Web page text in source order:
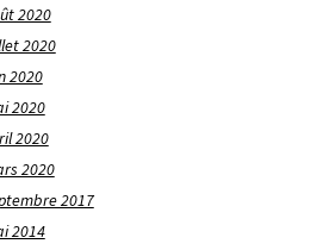
2020
2020
2020
2020
2020
2020
2017
2014